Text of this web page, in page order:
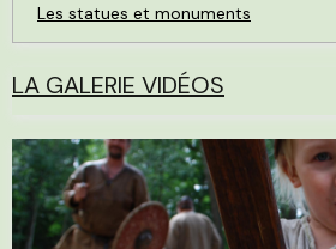
Les statues et monuments
LA GALERIE VIDÉOS